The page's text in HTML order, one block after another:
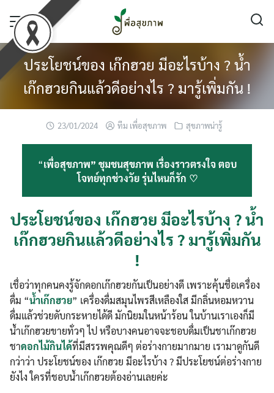
content
ประโยชน์ของ เก๊กฮวย มีอะไรบ้าง ? น้ำ
เก๊กฮวยกินแล้วดีอย่างไร ? มารู้เพิ่มกัน !
23/01/2024 ทีม เพื่อสุขภาพ สุขภาพน่ารู้
“เพื่อสุขภาพ” ชุมชนสุขภาพ เรื่องราวตรงใจ ตอบ
โจทย์ทุกช่วงวัย รุ่นไหนก็รัก ♡
ประโยชน์ของ เก๊กฮวย มีอะไรบ้าง ? น้ำ
เก๊กฮวยกินแล้วดีอย่างไร ? มารู้เพิ่มกัน
!
เชื่อว่าทุกคนคงรู้จักดอกเก๊กฮวยกันเป็นอย่างดี เพราะคุ้นชื่อเครื่อง
ดื่ม “น้ำเก๊กฮวย” เครื่องดื่มสมุนไพรสีเหลืองใส มีกลิ่นหอมหวาน
ดื่มแล้วช่วยดับกระหายได้ดี มักนิยมในหน้าร้อน ในบ้านเราเองก็มี
น้ำเก๊กฮวยขายทั่วๆ ไป หรือบางคนอาจจะชอบดื่มเป็นชาเก๊กฮวย
ชาดอกไม้กินได้ที่มีสรรพคุณดีๆ ต่อร่างกายมากมาย เรามาดูกันดี
กว่าว่า ประโยชน์ของ เก๊กฮวย มีอะไรบ้าง ? มีประโยชน์ต่อร่างกาย
ยังไง ใครที่ชอบน้ำเก๊กฮวยต้องอ่านเลยค่ะ